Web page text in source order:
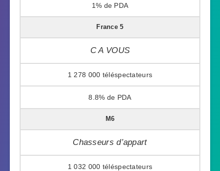
1%
France 5
C A VOUS
1 278 000
8.8%
M6
Chasseurs d’appart
1 032 000